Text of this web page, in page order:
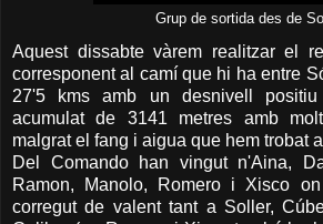
Grup de sortida des de
Aquest dissabte vàrem realitzar el
corresponent al camí que hi ha entre
27'5 kms amb un desnivell
acumulat de 3141 metres amb
malgrat el fang i aigua que hem trobat
Del Comando han vingut n'Aina,
Ramon, Manolo, Romero i Xisco
corregut de valent tant a Soller,